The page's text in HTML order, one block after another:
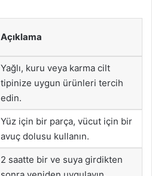
Açıklama
Yağlı, kuru veya karma cilt
tipinize uygun ürünleri tercih
edin.
Yüz için bir parça, vücut için bir
avuç dolusu kullanın.
2 saatte bir ve suya girdikten